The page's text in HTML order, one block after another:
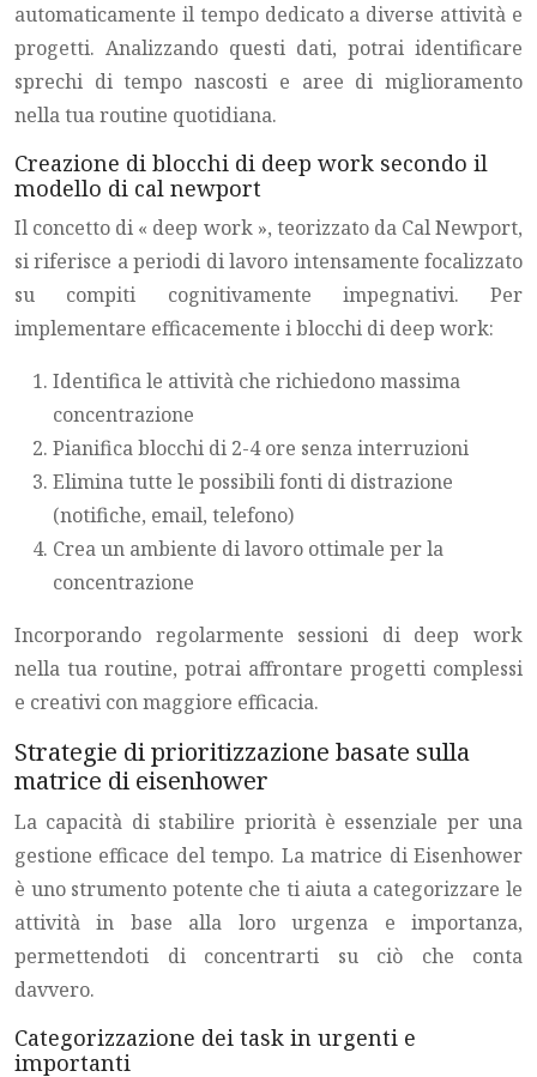
automaticamente il tempo dedicato a diverse attività e
progetti. Analizzando questi dati, potrai identificare
sprechi di tempo nascosti e aree di miglioramento
nella tua routine quotidiana.
Creazione di blocchi di deep work secondo il
modello di cal newport
Il concetto di « deep work », teorizzato da Cal Newport,
si riferisce a periodi di lavoro intensamente focalizzato
su compiti cognitivamente impegnativi. Per
implementare efficacemente i blocchi di deep work:
Identifica le attività che richiedono massima
concentrazione
Pianifica blocchi di 2-4 ore senza interruzioni
Elimina tutte le possibili fonti di distrazione
(notifiche, email, telefono)
Crea un ambiente di lavoro ottimale per la
concentrazione
Incorporando regolarmente sessioni di deep work
nella tua routine, potrai affrontare progetti complessi
e creativi con maggiore efficacia.
Strategie di prioritizzazione basate sulla
matrice di eisenhower
La capacità di stabilire priorità è essenziale per una
gestione efficace del tempo. La matrice di Eisenhower
è uno strumento potente che ti aiuta a categorizzare le
attività in base alla loro urgenza e importanza,
permettendoti di concentrarti su ciò che conta
davvero.
Categorizzazione dei task in urgenti e
importanti